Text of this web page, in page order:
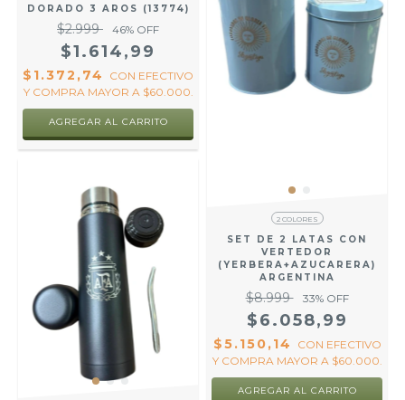
DORADO 3 AROS (13774)
$2.999 46% OFF
$1.614,99
$1.372,74 CON EFECTIVO
Y COMPRA MAYOR A $60.000.
2 COLORES
SET DE 2 LATAS CON
VERTEDOR
(YERBERA+AZUCARERA)
ARGENTINA
$8.999 33% OFF
$6.058,99
$5.150,14 CON EFECTIVO
Y COMPRA MAYOR A $60.000.
AGREGAR AL CARRITO